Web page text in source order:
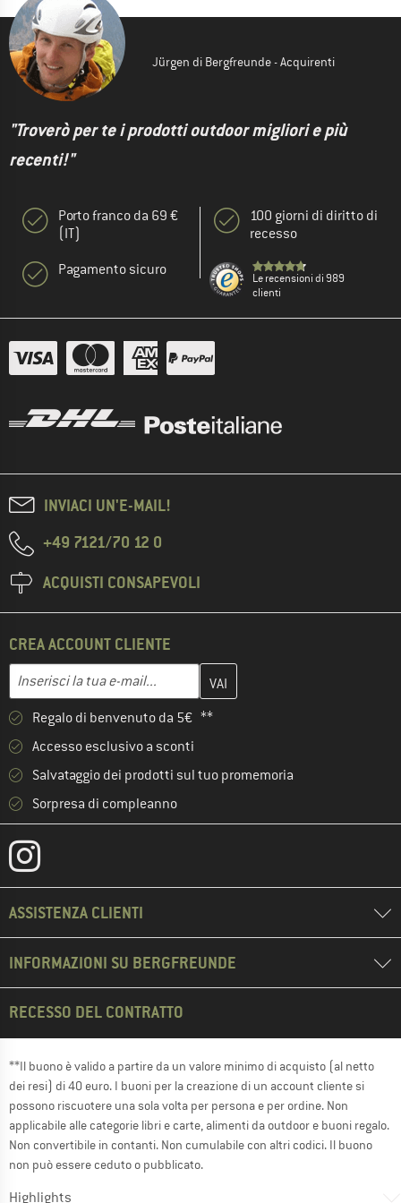
Jürgen di Bergfreunde - Acquirenti
"Troverò per te i prodotti outdoor migliori e più
recenti!"
Porto franco da 69 €
(IT)
Pagamento sicuro
100 giorni di diritto di
recesso
Le recensioni di 989
clienti
INVIACI UN'E-MAIL!
+49 7121/70 12 0
ACQUISTI CONSAPEVOLI
CREA ACCOUNT CLIENTE
Indirizzo e-mail
Inserisci qui il tuo indirizzo e-mail e crea il tuo account cliente
Regalo di benvenuto da 5€ **
Accesso esclusivo a sconti
Salvataggio dei prodotti sul tuo promemoria
Sorpresa di compleanno
ASSISTENZA CLIENTI
INFORMAZIONI SU BERGFREUNDE
RECESSO DEL CONTRATTO
**Il buono è valido a partire da un valore minimo di acquisto (al netto
dei resi) di 40 euro. I buoni per la creazione di un account cliente si
possono riscuotere una sola volta per persona e per ordine. Non
applicabile alle categorie libri e carte, alimenti da outdoor e buoni regalo.
Non convertibile in contanti. Non cumulabile con altri codici. Il buono
non può essere ceduto o pubblicato.
Highlights